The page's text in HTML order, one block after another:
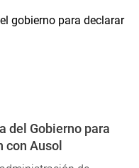
del Gobierno para
Ausol